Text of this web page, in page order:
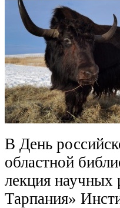
В День
областной
лекция научных
Тарпания»